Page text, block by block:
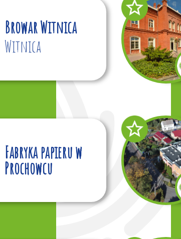
Browar Witnica
Witnica
Fabryka papieru w
Prochowcu